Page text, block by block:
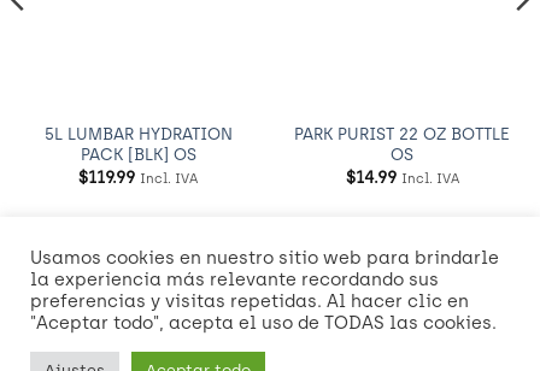
5L LUMBAR HYDRATION
PACK [BLK] OS
$119.99 Incl. IVA
PARK PURIST 22 OZ BOTTLE
OS
$14.99 Incl. IVA
Visa MasterCardAmerican
Express
Credit
Card
2
Dinners
Club
Discover
Visa
NOSOTROS POLÍTICAS DE ENVÍO Y ENTREGA
Usamos cookies en nuestro sitio web para brindarle
la experiencia más relevante recordando sus
preferencias y visitas repetidas. Al hacer clic en
"Aceptar todo", acepta el uso de TODAS las cookies.